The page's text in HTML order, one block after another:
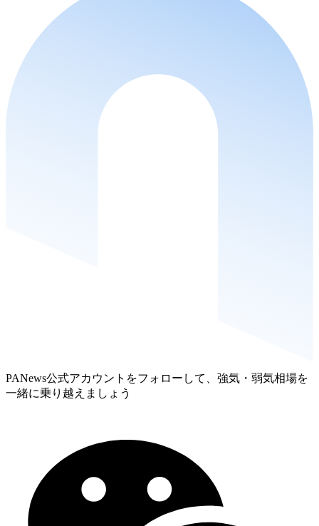
PANews公式アカウントをフォローして、強気・弱気相場を
一緒に乗り越えましょう